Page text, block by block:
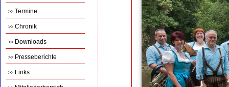
>> Termine
>> Chronik
>> Downloads
>> Presseberichte
>> Links